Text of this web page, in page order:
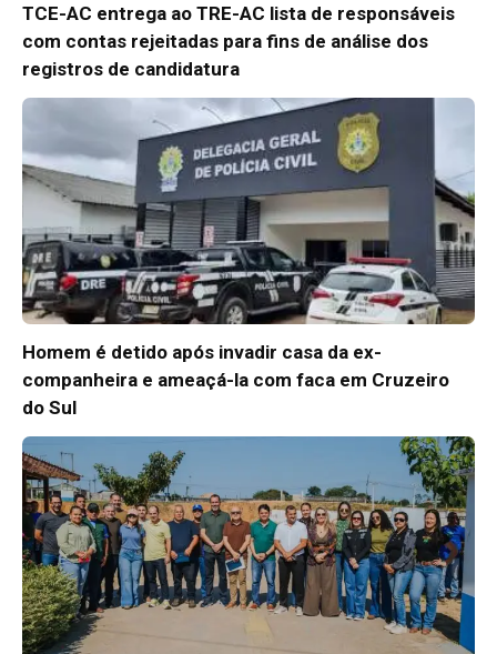
TCE-AC entrega ao TRE-AC lista de responsáveis
com contas rejeitadas para fins de análise dos
registros de candidatura
Homem é detido após invadir casa da ex-
companheira e ameaçá-la com faca em Cruzeiro
do Sul